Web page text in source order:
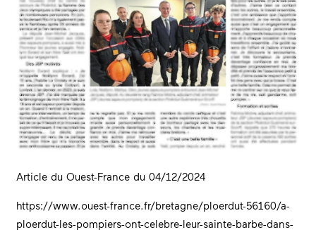
Article du Ouest-France du 04/12/2024
https://www.ouest-france.fr/bretagne/ploerdut-56160/a-
ploerdut-les-pompiers-ont-celebre-leur-sainte-barbe-dans-